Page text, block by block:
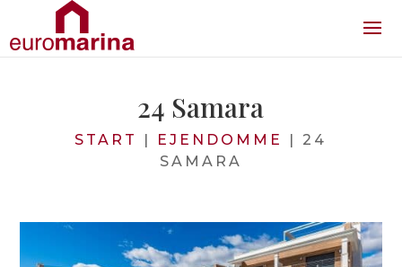
24 Samara
START | EJENDOMME | 24
SAMARA